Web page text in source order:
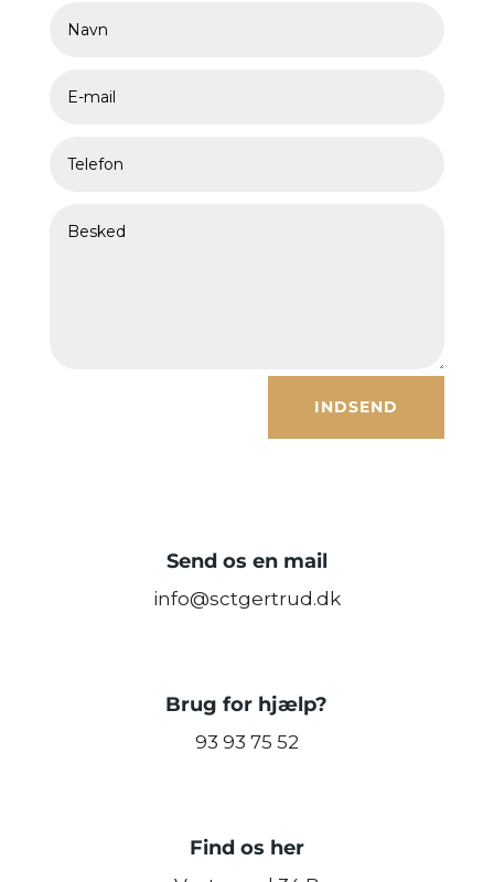
INDSEND
Send os en mail
info@sctgertrud.dk
Brug for hjælp?
93 93 75 52
Find os her